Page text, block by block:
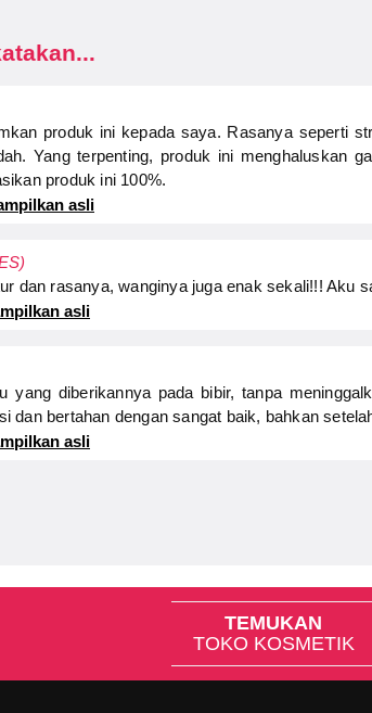
produk ini kepada saya. Rasanya seperti
Yang terpenting, produk ini menghaluskan
produk ini 100%.
asli
dan rasanya, wanginya juga enak sekali!!! Aku
asli
yang diberikannya pada bibir, tanpa
dan bertahan dengan sangat baik, bahkan
asli
TEMUKAN
TOKO KOSMETIK